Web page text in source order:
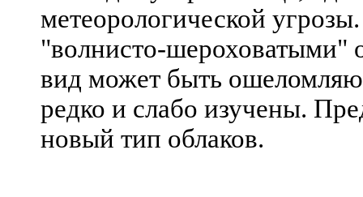
метеорологической
"волнисто-шероховатыми"
вид может быть
редко и слабо изучены.
новый тип облаков.